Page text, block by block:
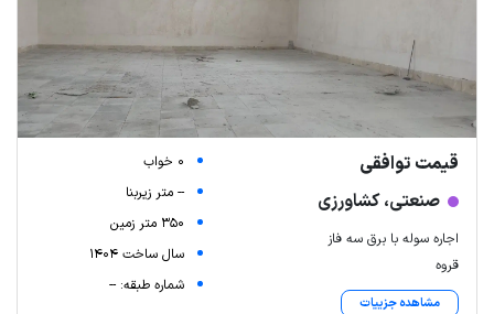
قیمت توافقی
صنعتی، کشاورزی
اجاره سوله با برق سه فاز
قروه
مشاهده جزییات
0 خواب
-- متر زیربنا
350 متر زمین
سال ساخت 1404
شماره طبقه: --